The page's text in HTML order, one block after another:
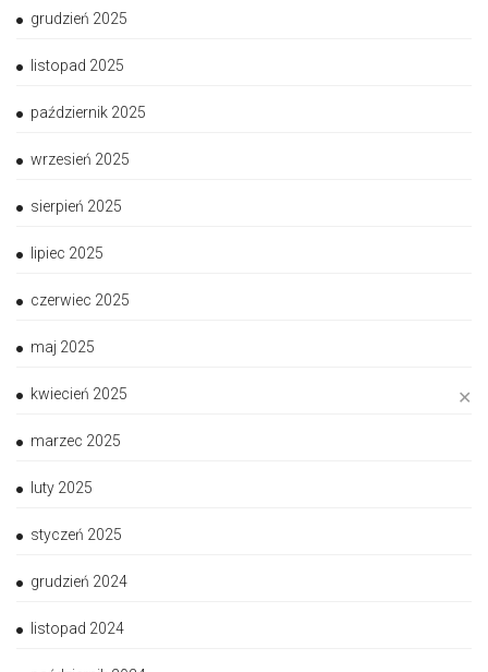
✕
grudzień 2025
listopad 2025
październik 2025
wrzesień 2025
sierpień 2025
lipiec 2025
czerwiec 2025
maj 2025
kwiecień 2025
marzec 2025
luty 2025
styczeń 2025
grudzień 2024
listopad 2024